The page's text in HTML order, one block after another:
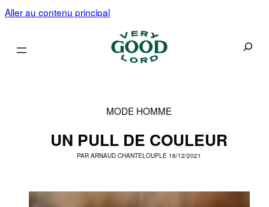
Aller au contenu principal
MODE HOMME
UN PULL DE COULEUR
PARARNAUD CHANTELOUPLE 16/12/2021